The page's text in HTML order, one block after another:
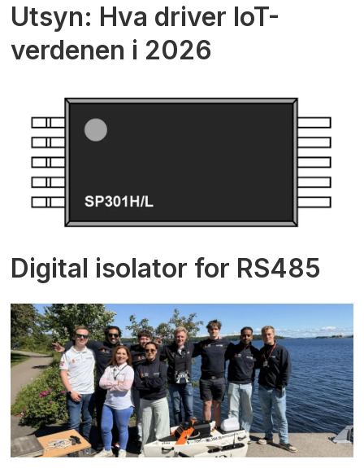
Utsyn: Hva driver IoT-
verdenen i 2026
Digital isolator for RS485